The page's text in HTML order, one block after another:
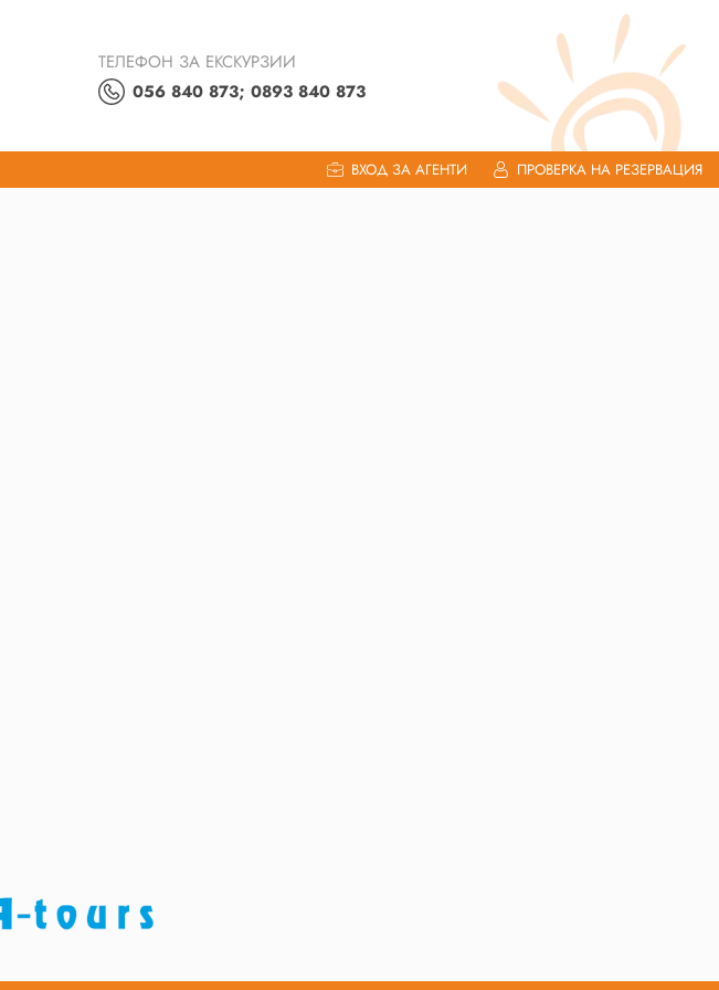
ТЕЛЕФОН ЗА ЕКСКУРЗИИ
056 840 873; 0893 840 873
ВХОД ЗА АГЕНТИ ПРОВЕРКА НА РЕЗЕРВАЦИЯ